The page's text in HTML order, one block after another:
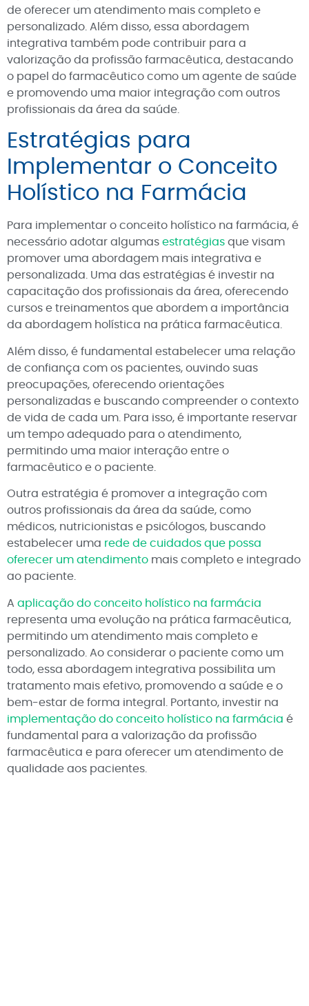
de oferecer um atendimento mais completo e
personalizado. Além disso, essa abordagem
integrativa também pode contribuir para a
valorização da profissão farmacêutica, destacando
o papel do farmacêutico como um agente de saúde
e promovendo uma maior integração com outros
profissionais da área da saúde.
Estratégias para
Implementar o Conceito
Holístico na Farmácia
Para implementar o conceito holístico na farmácia, é
necessário adotar algumas estratégias que visam
promover uma abordagem mais integrativa e
personalizada. Uma das estratégias é investir na
capacitação dos profissionais da área, oferecendo
cursos e treinamentos que abordem a importância
da abordagem holística na prática farmacêutica.
Além disso, é fundamental estabelecer uma relação
de confiança com os pacientes, ouvindo suas
preocupações, oferecendo orientações
personalizadas e buscando compreender o contexto
de vida de cada um. Para isso, é importante reservar
um tempo adequado para o atendimento,
permitindo uma maior interação entre o
farmacêutico e o paciente.
Outra estratégia é promover a integração com
outros profissionais da área da saúde, como
médicos, nutricionistas e psicólogos, buscando
estabelecer uma rede de cuidados que possa
oferecer um atendimento mais completo e integrado
ao paciente.
A aplicação do conceito holístico na farmácia
representa uma evolução na prática farmacêutica,
permitindo um atendimento mais completo e
personalizado. Ao considerar o paciente como um
todo, essa abordagem integrativa possibilita um
tratamento mais efetivo, promovendo a saúde e o
bem-estar de forma integral. Portanto, investir na
implementação do conceito holístico na farmácia é
fundamental para a valorização da profissão
farmacêutica e para oferecer um atendimento de
qualidade aos pacientes.